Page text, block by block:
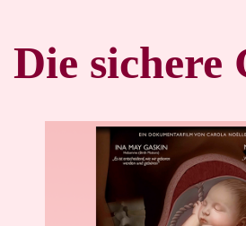
Die sichere